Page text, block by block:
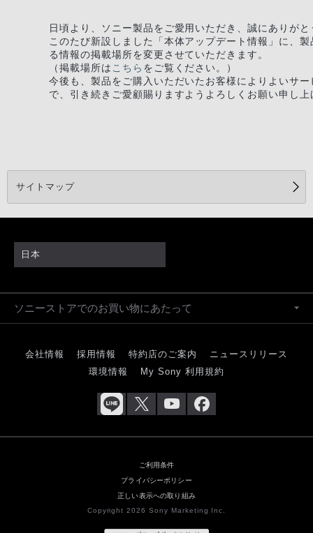
日頃より、ソニー製品をご愛用いただき、誠にありが
このたび新設しました「本体アップデート情報」に、
る情報の掲載場所を変更させていただきます。
（掲載場所は こちら をご覧ください。）
今後も、製品をご購入いただいたお客様によりよいサ
で、引き続きご愛顧賜りますようよろしくお願い申し上
サイトマップ
日本
ソニーストアでのお買い物にあたって
会社情報 採用情報 特約店のご案内
ニュースリリース
環境情報
My Sony 利用規約
ご利用条件
プライバシーポリシー
正しい表示への取り組み
Copyright 2026 Sony Marketing Inc.